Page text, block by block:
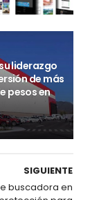
liderazgo
de más
pesos en
SIGUIENTE
buscadora en